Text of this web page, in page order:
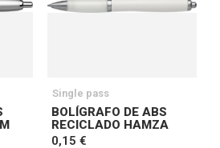
Single pass
BOLÍGRAFO DE ABS
RECICLADO HAMZA
0,15 €